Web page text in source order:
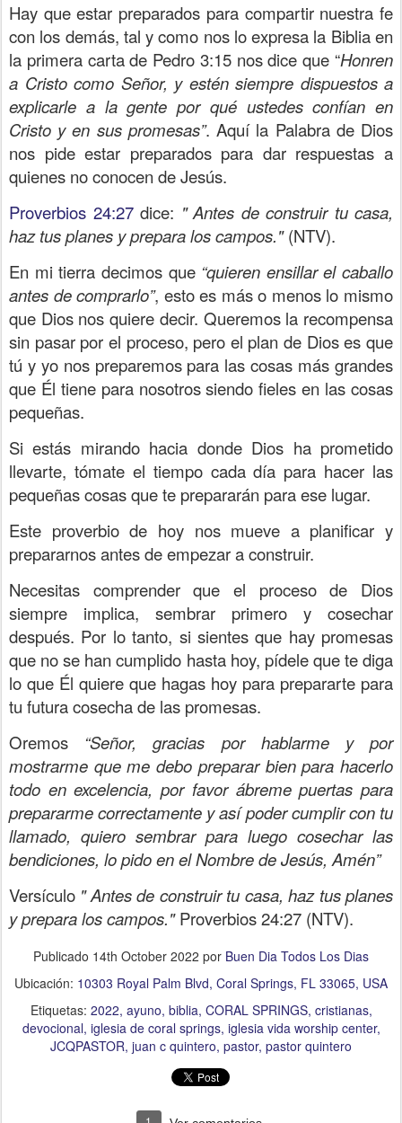
Hay que estar preparados para compartir nuestra fe
con los demás, tal y como nos lo expresa la Biblia en
la primera carta de Pedro 3:15 nos dice que “Honren
a Cristo como Señor, y estén siempre dispuestos a
explicarle a la gente por qué ustedes confían en
Cristo y en sus promesas”. Aquí la Palabra de Dios
nos pide estar preparados para dar respuestas a
quienes no conocen de Jesús.
Proverbios 24:27 dice: " Antes de construir tu casa,
haz tus planes y prepara los campos."(NTV).
En mi tierra decimos que “quieren ensillar el caballo
antes de comprarlo”, esto es más o menos lo mismo
que Dios nos quiere decir. Queremos la recompensa
sin pasar por el proceso, pero el plan de Dios es que
tú y yo nos preparemos para las cosas más grandes
que Él tiene para nosotros siendo fieles en las cosas
pequeñas.
Si estás mirando hacia donde Dios ha prometido
llevarte, tómate el tiempo cada día para hacer las
pequeñas cosas que te prepararán para ese lugar.
Este proverbio de hoy nos mueve a planificar y
prepararnos antes de empezar a construir.
Necesitas comprender que el proceso de Dios
siempre implica, sembrar primero y cosechar
después. Por lo tanto, si sientes que hay promesas
que no se han cumplido hasta hoy, pídele que te diga
lo que Él quiere que hagas hoy para prepararte para
tu futura cosecha de las promesas.
Oremos “Señor, gracias por hablarme y por
mostrarme que me debo preparar bien para hacerlo
todo en excelencia, por favor ábreme puertas para
prepararme correctamente y así poder cumplir con tu
llamado, quiero sembrar para luego cosechar las
bendiciones, lo pido en el Nombre de Jesús, Amén”
Versículo "Antes de construir tu casa, haz tus planes
y prepara los campos."Proverbios 24:27 (NTV).
Publicado 14th October 2022 por Buen Dia Todos Los Dias
Ubicación: 10303 Royal Palm Blvd, Coral Springs, FL 33065, USA
Etiquetas: 2022 ayuno biblia CORAL SPRINGS cristianas
devocional iglesia de coral springs iglesia vida worship center
JCQPASTOR juan c quintero pastor pastor quintero